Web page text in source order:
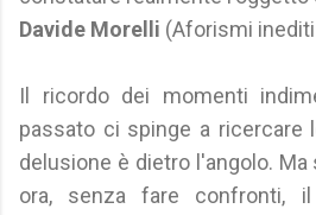
Davide Morelli (Aforismi
Il ricordo dei momenti
passato ci spinge a ricercare
delusione è dietro l'angolo. Ma
ora, senza fare confronti,